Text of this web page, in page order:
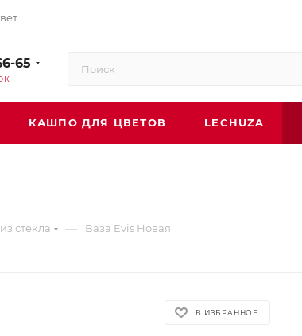
65
КАШПО ДЛЯ ЦВЕТОВ LECHUZA
стекла — Ваза Evis Новая
В ИЗБРАННОЕ